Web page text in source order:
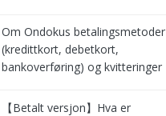
Om Ondokus betalingsmetoder
(kredittkort, debetkort,
bankoverføring) og kvitteringer
【Betalt versjon】Hva er